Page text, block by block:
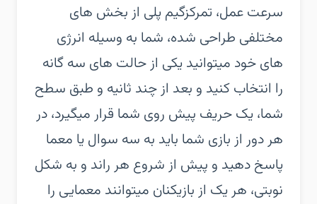
سرعت عمل، تمرکزگیم پلی از بخش های
مختلفی طراحی شده، شما به وسیله انرژی
های خود میتوانید یکی از حالت های سه گانه
را انتخاب کنید و بعد از چند ثانیه و طبق سطح
شما، یک حریف پیش روی شما قرار میگیرد، در
هر دور از بازی شما باید به سه سوال یا معما
پاسخ دهید و پیش از شروع هر راند و به شکل
نوبتی، هر یک از بازیکنان میتوانند معمایی را